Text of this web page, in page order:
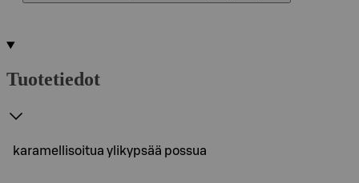
Tuotetiedot
karamellisoitua ylikypsää possua